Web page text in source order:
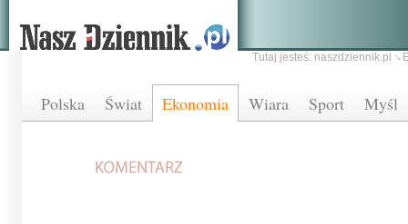
Polska Świat Ekonomia Wiara Sport Myśl
Tutaj jesteś: naszdziennik.pl